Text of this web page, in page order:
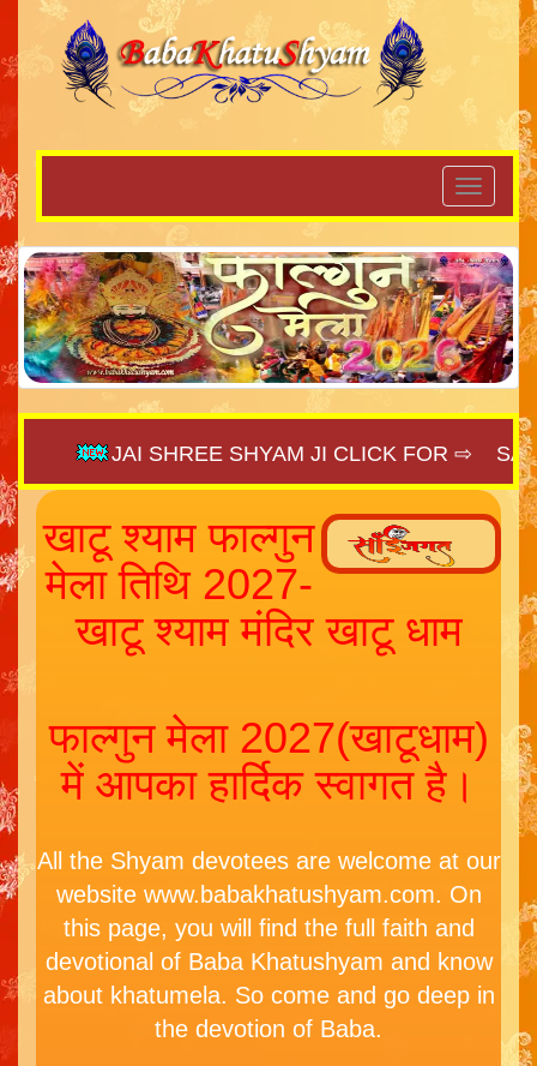
JAI SHREE SHYAM JI CLICK FOR ⇨
खाटू श्याम फाल्गुन
मेला तिथि 2027-
खाटू श्याम मंदिर खाटू धाम
फाल्गुन मेला 2027(खाटूधाम)
में आपका हार्दिक स्वागत है।
All the Shyam devotees are welcome at our
website www.babakhatushyam.com. On
this page, you will find the full faith and
devotional of Baba Khatushyam and know
about khatumela. So come and go deep in
the devotion of Baba.